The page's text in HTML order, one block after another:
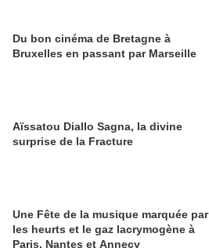
Du bon cinéma de Bretagne à
Bruxelles en passant par Marseille
Aïssatou Diallo Sagna, la divine
surprise de la Fracture
Une Fête de la musique marquée par
les heurts et le gaz lacrymogène à
Paris, Nantes et Annecy